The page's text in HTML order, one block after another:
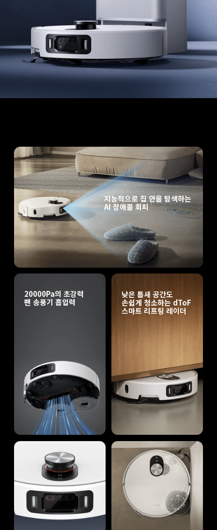
지능적으로 집 안을 탐색하는
AI 장애물 회피 1
20000Pa의 초강력
팬 송풍기 흡입력
낮은 틈새 공간도
손쉽게 청소하는 dToF
스마트 리프팅 레이더